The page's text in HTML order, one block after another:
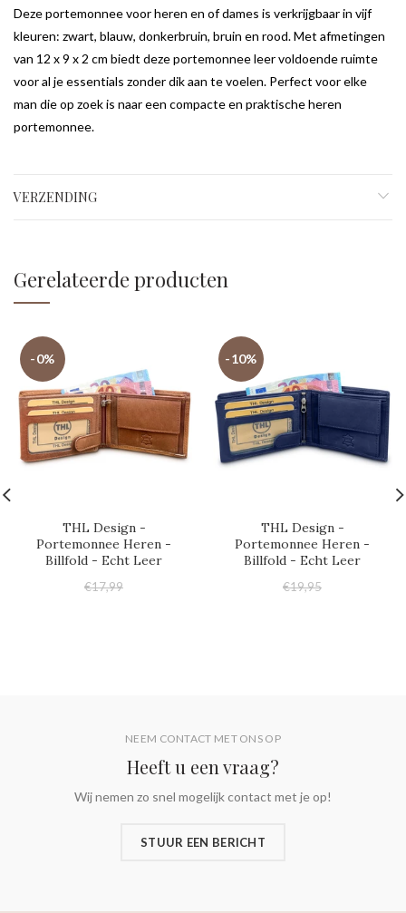
Deze portemonnee voor heren en of dames is verkrijgbaar in vijf
kleuren: zwart, blauw, donkerbruin, bruin en rood. Met afmetingen
van 12 x 9 x 2 cm biedt deze portemonnee leer voldoende ruimte
voor al je essentials zonder dik aan te voelen. Perfect voor elke
man die op zoek is naar een compacte en praktische heren
portemonnee.
VERZENDING
Gerelateerde producten
-0%
THL Design -
Portemonnee Heren -
Billfold - Echt Leer
€17,99
-10%
THL Design -
Portemonnee Heren -
Billfold - Echt Leer
€19,95
NEEM CONTACT MET ONS OP
Heeft u een vraag?
Wij nemen zo snel mogelijk contact met je op!
STUUR EEN BERICHT